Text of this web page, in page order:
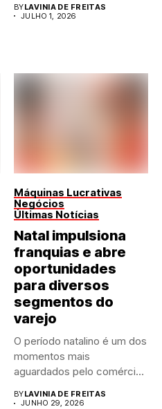
BYLAVINIA DE FREITAS
JULHO 1, 2026
Máquinas Lucrativas
Negócios
Últimas Notícias
Natal impulsiona
franquias e abre
oportunidades
para diversos
segmentos do
varejo
O período natalino é um dos
momentos mais
aguardados pelo comércio
BYLAVINIA DE FREITAS
JUNHO 29, 2026